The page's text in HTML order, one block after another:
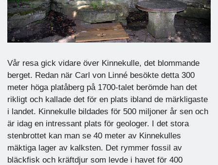
Vår resa gick vidare över Kinnekulle, det blommande
berget. Redan när Carl von Linné besökte detta 300
meter höga platåberg på 1700-talet berömde han det
rikligt och kallade det för en plats ibland de märkligaste
i landet. Kinnekulle bildades för 500 miljoner år sen och
är idag en intressant plats för geologer. I det stora
stenbrottet kan man se 40 meter av Kinnekulles
mäktiga lager av kalksten. Det rymmer fossil av
bläckfisk och kräftdjur som levde i havet för 400